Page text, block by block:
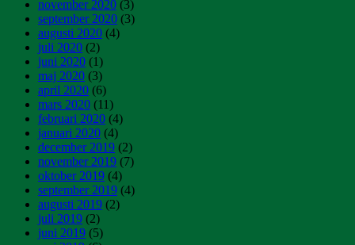
november 2020 (3)
september 2020 (3)
augusti 2020 (4)
juli 2020 (2)
juni 2020 (1)
maj 2020 (3)
april 2020 (6)
mars 2020 (11)
februari 2020 (4)
januari 2020 (4)
december 2019 (2)
november 2019 (7)
oktober 2019 (4)
september 2019 (4)
augusti 2019 (2)
juli 2019 (2)
juni 2019 (5)